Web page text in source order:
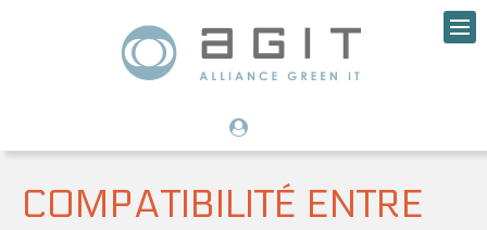
COMPATIBILITÉ ENTRE